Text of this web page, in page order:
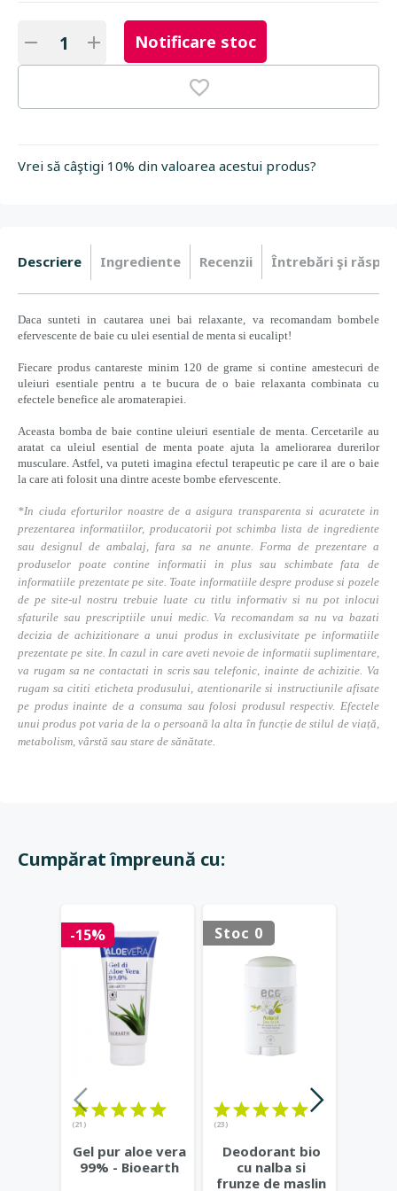
Notificare stoc
Vrei să câştigi 10% din valoarea acestui produs?
Descriere Ingrediente Recenzii Întrebări şi
Daca sunteti in cautarea unei bai relaxante, va recomandam bombele
efervescente de baie cu ulei esential de menta si eucalipt!
Fiecare produs cantareste minim 120 de grame si contine amestecuri de
uleiuri esentiale pentru a te bucura de o baie relaxanta combinata cu
efectele benefice ale aromaterapiei.
Aceasta bomba de baie contine uleiuri esentiale de menta. Cercetarile au
aratat ca uleiul esential de menta poate ajuta la ameliorarea durerilor
musculare. Astfel, va puteti imagina efectul terapeutic pe care il are o baie
la care ati folosit una dintre aceste bombe efervescente.
*In ciuda eforturilor noastre de a asigura transparenta si acuratete in
prezentarea informatiilor, producatorii pot schimba lista de ingrediente
sau designul de ambalaj, fara sa ne anunte. Forma de prezentare a
produselor poate contine informatii in plus sau schimbate fata de
informatiile prezentate pe site. Toate informatiile despre produse si pozele
de pe site-ul nostru trebuie luate cu titlu informativ si nu pot inlocui
sfaturile sau prescriptiile unui medic. Va recomandam sa nu va bazati
decizia de achizitionare a unui produs in exclusivitate pe informatiile
prezentate pe site. In cazul in care aveti nevoie de informatii suplimentare,
va rugam sa ne contactati in scris sau telefonic, inainte de achizitie. Va
rugam sa cititi eticheta produsului, atentionarile si instructiunile afisate
pe produs inainte de a consuma sau folosi produsul respectiv. Efectele
unui produs pot varia de la o persoană la alta în funcție de stilul de viață,
metabolism, vârstă sau stare de sănătate.
Cumpărat împreună cu:
-15%
(21)
Gel pur aloe vera
99% - Bioearth
Stoc 0
(23)
Deodorant bio
cu nalba si
frunze de maslin